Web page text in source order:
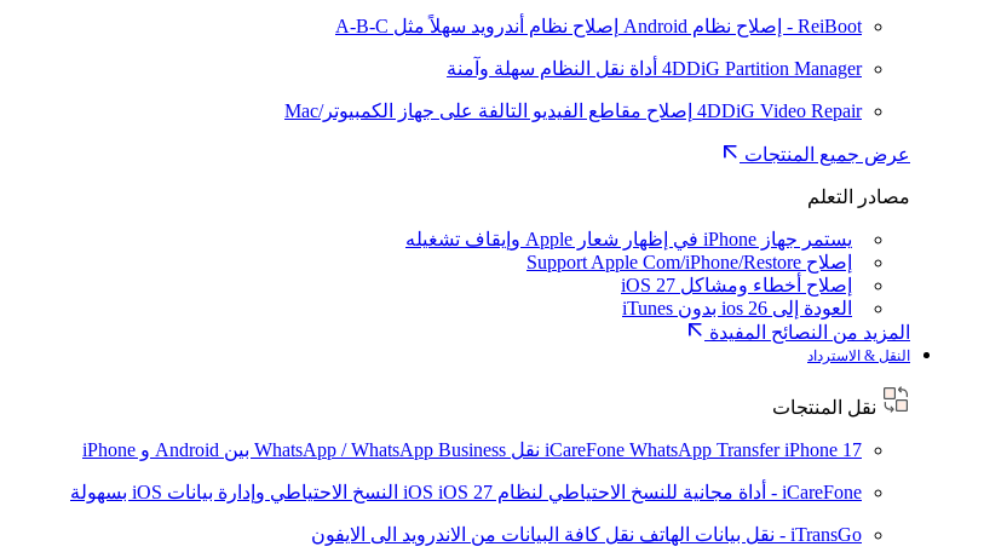
ReiBoot - إصلاح نظام Android إصلاح نظام أندرويد سهلاً مثل A-B-C
4DDiG Partition Manager أداة نقل النظام سهلة وآمنة
4DDiG Video Repair إصلاح مقاطع الفيديو التالفة على جهاز الكمبيوتر/Mac
عرض جميع المنتجات
مصادر التعلم
يستمر جهاز iPhone في إظهار شعار Apple وإيقاف تشغيله
إصلاح Support Apple Com/iPhone/Restore
إصلاح أخطاء ومشاكل iOS 27
العودة إلى ios 26 بدون iTunes
المزيد من النصائح المفيدة
النقل & الاسترداد
نقل المنتجات
iCareFone WhatsApp TransferiPhone 17 نقل WhatsApp / WhatsApp Business بين Android و iPhone
iCareFone - أداة مجانية للنسخ الاحتياطي لنظام iOS iOS 27 النسخ الاحتياطي وإدارة بيانات iOS بسهولة
iTransGo - نقل بيانات الهاتف نقل كافة البيانات من الاندرويد الى الايفون